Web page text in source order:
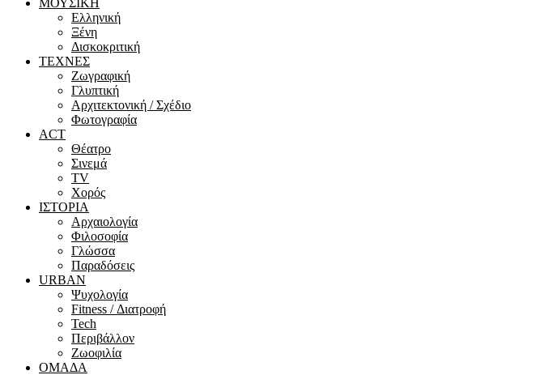
ΜΟΥΣΙΚΗ
Ελληνική
Ξένη
Δισκοκριτική
ΤΕΧΝΕΣ
Ζωγραφική
Γλυπτική
Αρχιτεκτονική / Σχέδιο
Φωτογραφία
ACT
Θέατρο
Σινεμά
ΤV
Χορός
ΙΣΤΟΡΙΑ
Αρχαιολογία
Φιλοσοφία
Γλώσσα
Παραδόσεις
URBAN
Ψυχολογία
Fitness / Διατροφή
Tech
Περιβάλλον
Ζωοφιλία
ΟΜΑΔΑ